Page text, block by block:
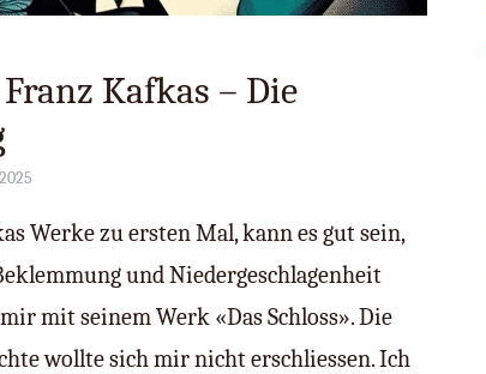
Kafkas – Die
Werke zu ersten Mal, kann es gut sein,
und Niedergeschlagenheit
mit seinem Werk «Das Schloss». Die
wollte sich mir nicht erschliessen. Ich